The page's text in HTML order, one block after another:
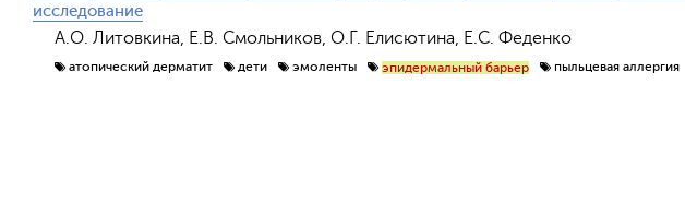
исследование
А.О. Литовкина, Е.В. Смольников, О.Г. Елисютина, Е.С. Феденко
атопический дерматит дети эмоленты эпидермальный барьер пыльцевая аллергия